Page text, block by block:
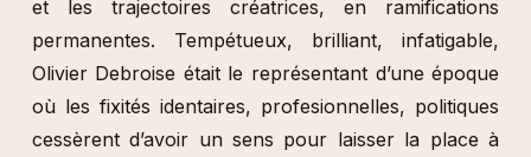
et les trajectoires créatrices, en ramifications
permanentes. Tempétueux, brilliant, infatigable,
Olivier Debroise était le représentant d’une époque
où les fixités identaires, profesionnelles, politiques
cessèrent d’avoir un sens pour laisser la place à